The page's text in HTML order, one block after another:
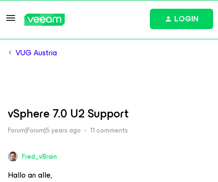
LOGIN
VUG Austria
vSphere 7.0 U2 Support
Forum|Forum|5 years ago 11 comments
Fred_vBrain
Hallo an alle,